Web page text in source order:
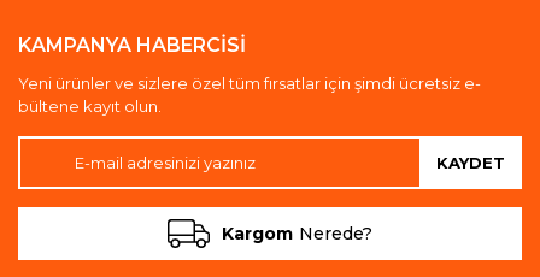
KAMPANYA HABERCİSİ
Yeni ürünler ve sizlere özel tüm fırsatlar için şimdi ücretsiz e-
bültene kayıt olun.
KAYDET
Kargom Nerede?